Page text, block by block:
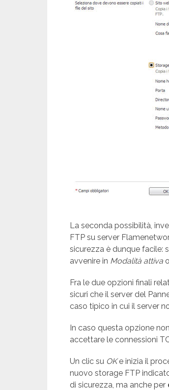
La seconda possibilità,
FTP su server
sicurezza è dunque facile:
avvenire in Modalità attiva
Fra le due opzioni finali
sicuri che il server del
caso tipico in cui il server
In caso questa opzione
accettare le connessioni
Un clic su OKe inizia il
nuovo storage FTP
di sicurezza, ma anche per